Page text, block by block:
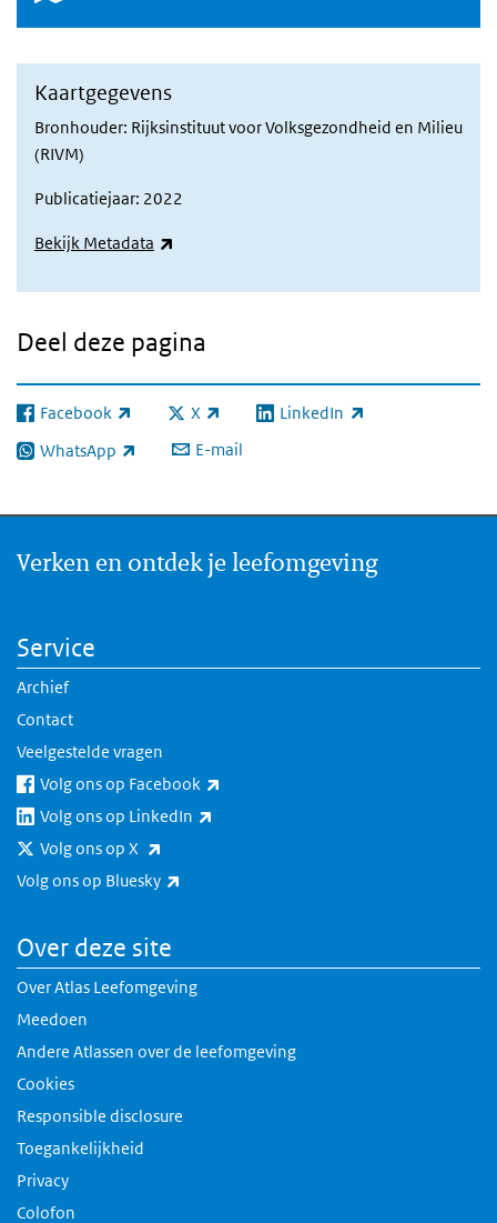
Kaartgegevens
Bronhouder: Rijksinstituut voor Volksgezondheid en Milieu
(RIVM)
Publicatiejaar: 2022
Bekijk Metadata
Deel deze pagina
Facebook
(externe link) X
(externe link) LinkedIn
(externe link)
WhatsApp
(externe link) E-mail
Verken en ontdek je leefomgeving
Service
Archief
Contact
Veelgestelde vragen
Volg ons op Facebook
Volg ons op LinkedIn
Volg ons op X
Volg ons op Bluesky
Over deze site
Over Atlas Leefomgeving
Meedoen
Andere Atlassen over de leefomgeving
Cookies
Responsible disclosure
Toegankelijkheid
Privacy
Colofon